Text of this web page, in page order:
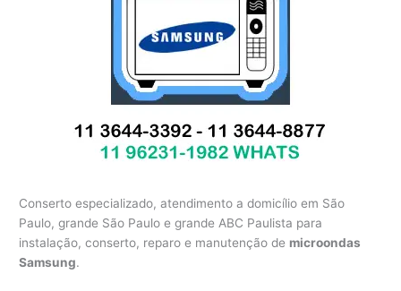
Conserto especializado, atendimento a domicílio em São
Paulo, grande São Paulo e grande ABC Paulista para
instalação, conserto, reparo e manutenção de microondas
Samsung.